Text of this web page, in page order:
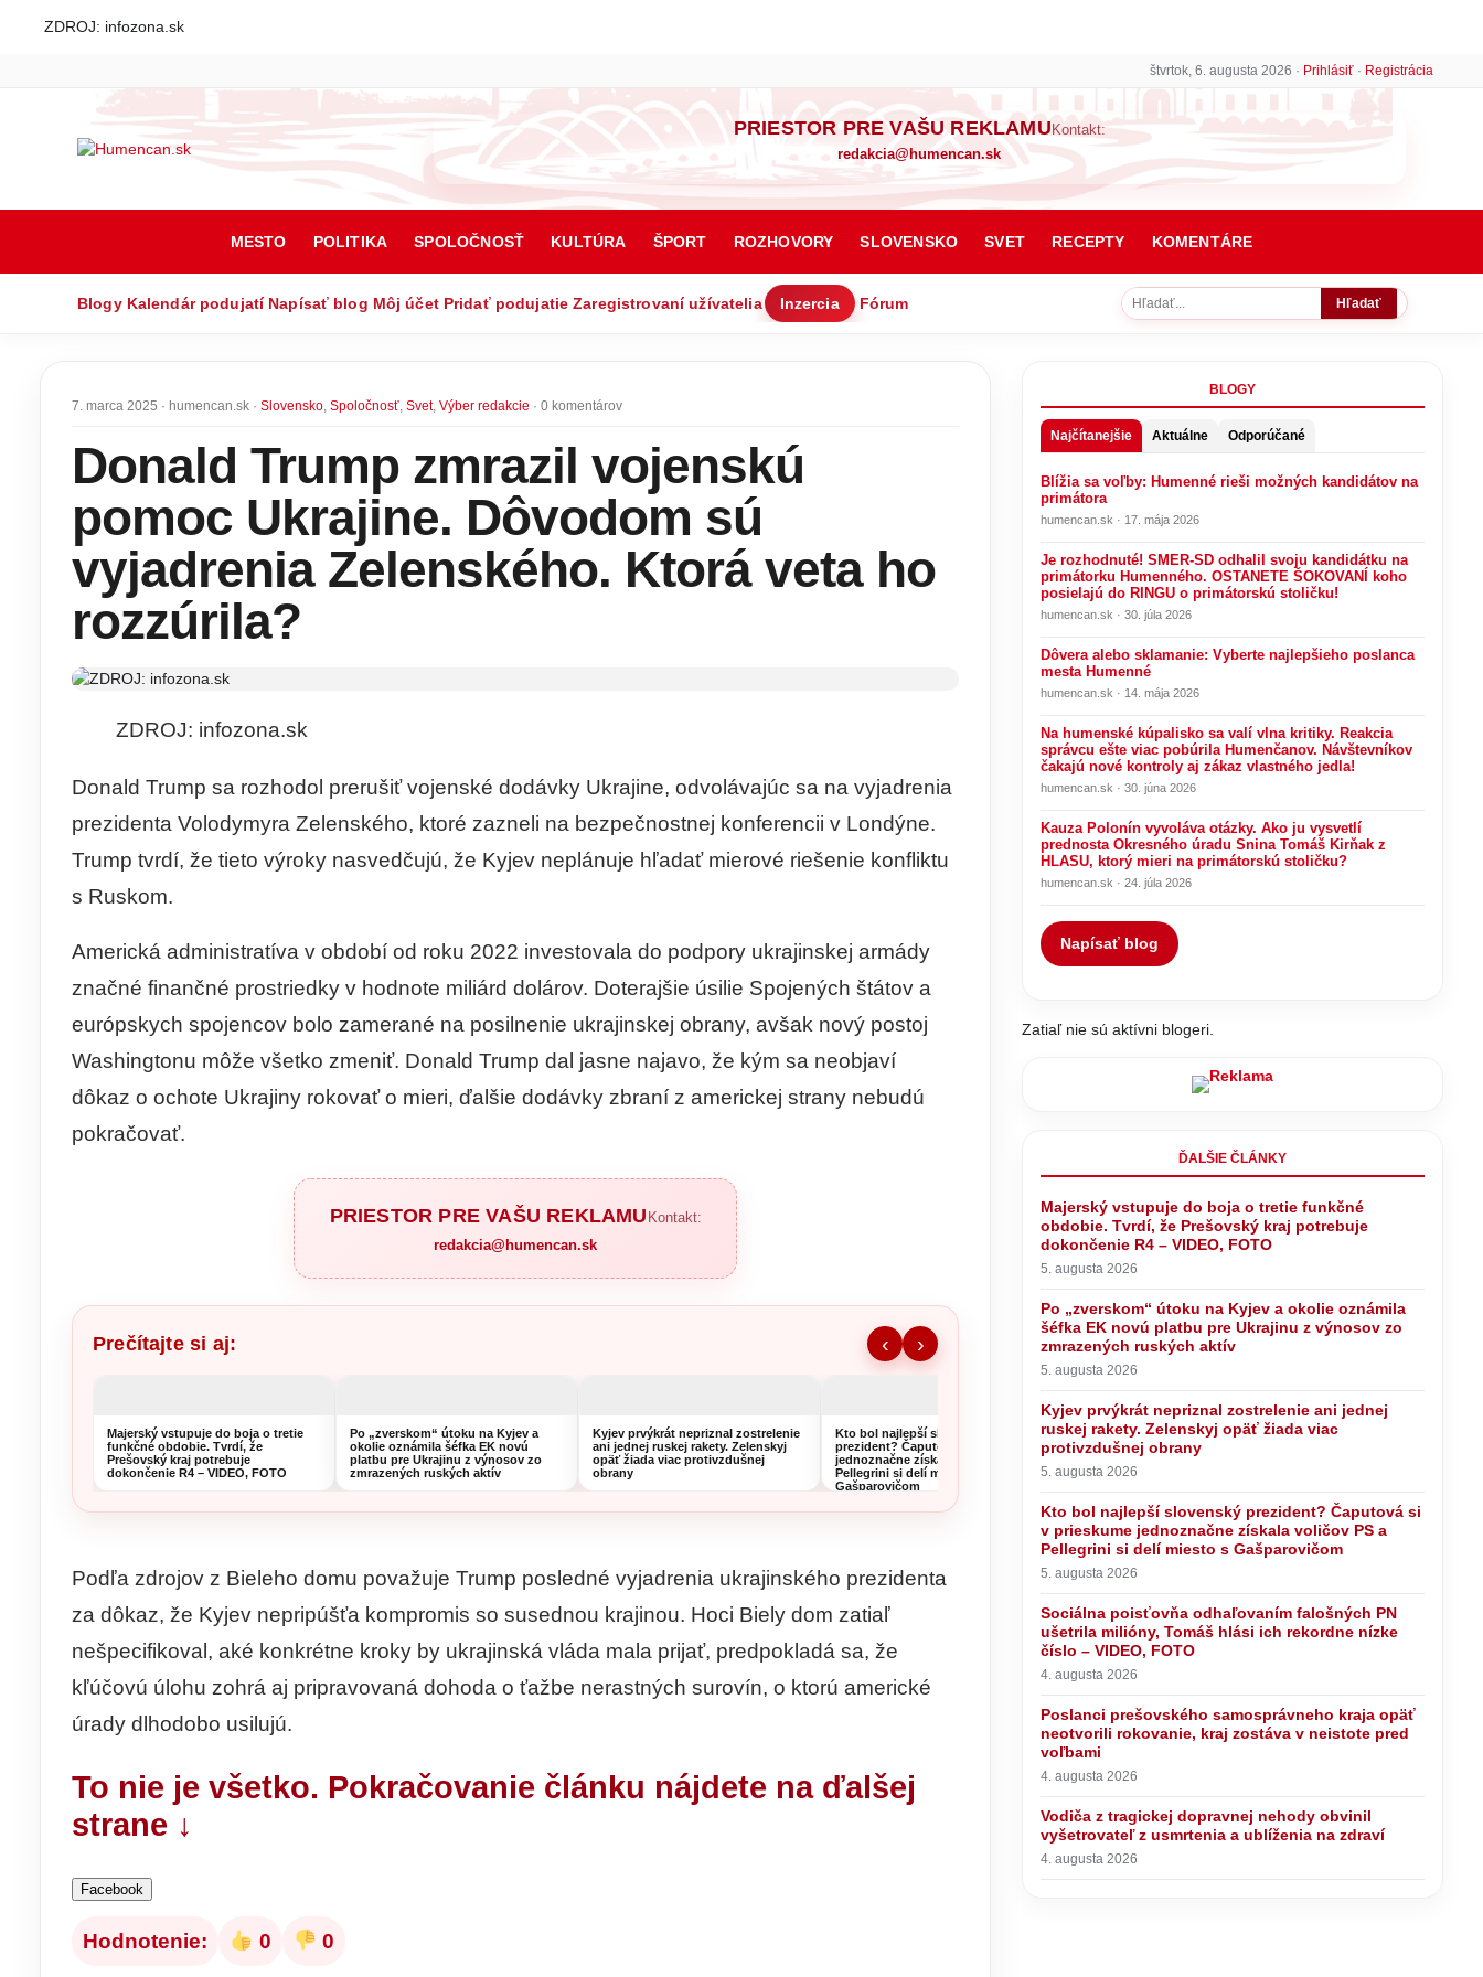
ZDROJ: infozona.sk
štvrtok, 6. augusta 2026 · Prihlásiť · Registrácia
PRIESTOR PRE VAŠU REKLAMU Kontakt:
redakcia@humencan.sk
MESTO POLITIKA SPOLOČNOSŤ KULTÚRA ŠPORT ROZHOVORY SLOVENSKO SVET RECEPTY KOMENTÁRE
Blogy Kalendár podujatí Napísať blog Môj účet Pridať podujatie Zaregistrovaní užívatelia Inzercia Fórum Hľadať
7. marca 2025 · humencan.sk · Slovensko, Spoločnosť, Svet, Výber redakcie · 0 komentárov
Donald Trump zmrazil vojenskú
pomoc Ukrajine. Dôvodom sú
vyjadrenia Zelenského. Ktorá veta ho
rozzúrila?
ZDROJ: infozona.sk
Donald Trump sa rozhodol prerušiť vojenské dodávky Ukrajine, odvolávajúc sa na vyjadrenia
prezidenta Volodymyra Zelenského, ktoré zazneli na bezpečnostnej konferencii v Londýne.
Trump tvrdí, že tieto výroky nasvedčujú, že Kyjev neplánuje hľadať mierové riešenie konfliktu
s Ruskom.
Americká administratíva v období od roku 2022 investovala do podpory ukrajinskej armády
značné finančné prostriedky v hodnote miliárd dolárov. Doterajšie úsilie Spojených štátov a
európskych spojencov bolo zamerané na posilnenie ukrajinskej obrany, avšak nový postoj
Washingtonu môže všetko zmeniť. Donald Trump dal jasne najavo, že kým sa neobjaví
dôkaz o ochote Ukrajiny rokovať o mieri, ďalšie dodávky zbraní z americkej strany nebudú
pokračovať.
PRIESTOR PRE VAŠU REKLAMU Kontakt:
redakcia@humencan.sk
Prečítajte si aj: ‹ ›
Majerský vstupuje do boja o tretie
funkčné obdobie. Tvrdí, že
Prešovský kraj potrebuje
dokončenie R4 – VIDEO, FOTO
Po „zverskom“ útoku na Kyjev a
okolie oznámila šéfka EK novú
platbu pre Ukrajinu z výnosov zo
zmrazených ruských aktív
Kyjev prvýkrát nepriznal zostrelenie
ani jednej ruskej rakety. Zelenskyj
opäť žiada viac protivzdušnej
obrany
Kto bol najlepší slovenský
prezident? Čaputová si v prieskume
jednoznačne získala voličov PS a
Pellegrini si delí miesto s
Gašparovičom
Sociálna poisťovňa odhaľovaním
falošných PN ušetrila milióny, Tomáš
hlási ich rekordne nízke číslo –
VIDEO, FOTO
Podľa zdrojov z Bieleho domu považuje Trump posledné vyjadrenia ukrajinského prezidenta
za dôkaz, že Kyjev nepripúšťa kompromis so susednou krajinou. Hoci Biely dom zatiaľ
nešpecifikoval, aké konkrétne kroky by ukrajinská vláda mala prijať, predpokladá sa, že
kľúčovú úlohu zohrá aj pripravovaná dohoda o ťažbe nerastných surovín, o ktorú americké
úrady dlhodobo usilujú.
To nie je všetko. Pokračovanie článku nájdete na ďalšej
strane ↓
Facebook
Hodnotenie: 0 0
BLOGY
Najčítanejšie Aktuálne Odporúčané
Blížia sa voľby: Humenné rieši možných kandidátov na
primátora
humencan.sk · 17. mája 2026
Je rozhodnuté! SMER-SD odhalil svoju kandidátku na
primátorku Humenného. OSTANETE ŠOKOVANÍ koho
posielajú do RINGU o primátorskú stoličku!
humencan.sk · 30. júla 2026
Dôvera alebo sklamanie: Vyberte najlepšieho poslanca
mesta Humenné
humencan.sk · 14. mája 2026
Na humenské kúpalisko sa valí vlna kritiky. Reakcia
správcu ešte viac pobúrila Humenčanov. Návštevníkov
čakajú nové kontroly aj zákaz vlastného jedla!
humencan.sk · 30. júna 2026
Kauza Polonín vyvoláva otázky. Ako ju vysvetlí
prednosta Okresného úradu Snina Tomáš Kirňak z
HLASU, ktorý mieri na primátorskú stoličku?
humencan.sk · 24. júla 2026
Napísať blog
Zatiaľ nie sú aktívni blogeri.
ĎALŠIE ČLÁNKY
Majerský vstupuje do boja o tretie funkčné
obdobie. Tvrdí, že Prešovský kraj potrebuje
dokončenie R4 – VIDEO, FOTO
5. augusta 2026
Po „zverskom“ útoku na Kyjev a okolie oznámila
šéfka EK novú platbu pre Ukrajinu z výnosov zo
zmrazených ruských aktív
5. augusta 2026
Kyjev prvýkrát nepriznal zostrelenie ani jednej
ruskej rakety. Zelenskyj opäť žiada viac
protivzdušnej obrany
5. augusta 2026
Kto bol najlepší slovenský prezident? Čaputová si
v prieskume jednoznačne získala voličov PS a
Pellegrini si delí miesto s Gašparovičom
5. augusta 2026
Sociálna poisťovňa odhaľovaním falošných PN
ušetrila milióny, Tomáš hlási ich rekordne nízke
číslo – VIDEO, FOTO
4. augusta 2026
Poslanci prešovského samosprávneho kraja opäť
neotvorili rokovanie, kraj zostáva v neistote pred
voľbami
4. augusta 2026
Vodiča z tragickej dopravnej nehody obvinil
vyšetrovateľ z usmrtenia a ublíženia na zdraví
4. augusta 2026